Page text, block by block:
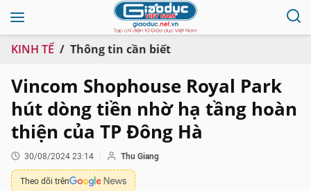
KINH TẾ Thông tin cần biết
Vincom Shophouse Royal Park
hút dòng tiền nhờ hạ tầng hoàn
thiện của TP Đông Hà
30/08/2024 23:14 Thu Giang
Theo dõi trên